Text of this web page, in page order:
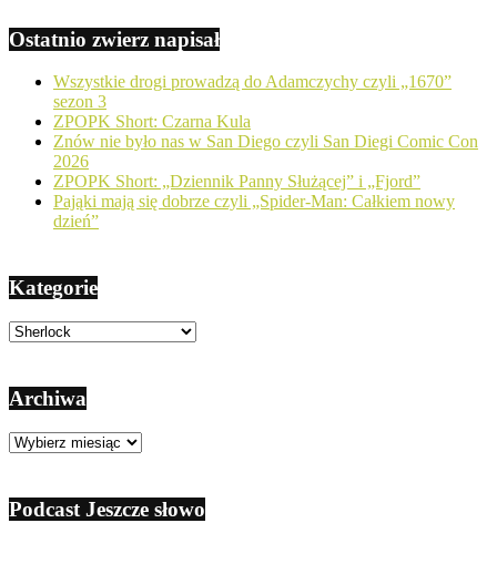
Ostatnio zwierz napisał
Wszystkie drogi prowadzą do Adamczychy czyli „1670”
sezon 3
ZPOPK Short: Czarna Kula
Znów nie było nas w San Diego czyli San Diegi Comic Con
2026
ZPOPK Short: „Dziennik Panny Służącej” i „Fjord”
Pająki mają się dobrze czyli „Spider-Man: Całkiem nowy
dzień”
Kategorie
Kategorie
Archiwa
Archiwa
Podcast Jeszcze słowo